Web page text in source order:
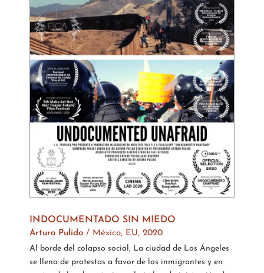
INDOCUMENTADO SIN MIEDO
Arturo Pulido / México, EU, 2020
Al borde del colapso social, La ciudad de Los Ángeles
se llena de protestas a favor de los inmigrantes y en